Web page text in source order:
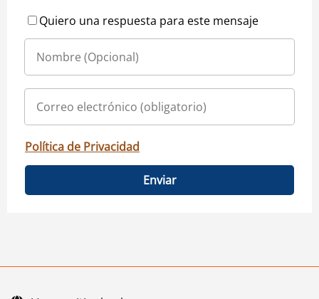
Quiero una respuesta para este mensaje
Política de Privacidad
Enviar